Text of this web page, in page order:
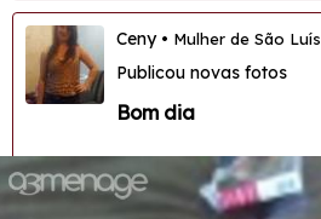
Ceny • Mulher de São Luís
Publicou novas fotos
Bom dia